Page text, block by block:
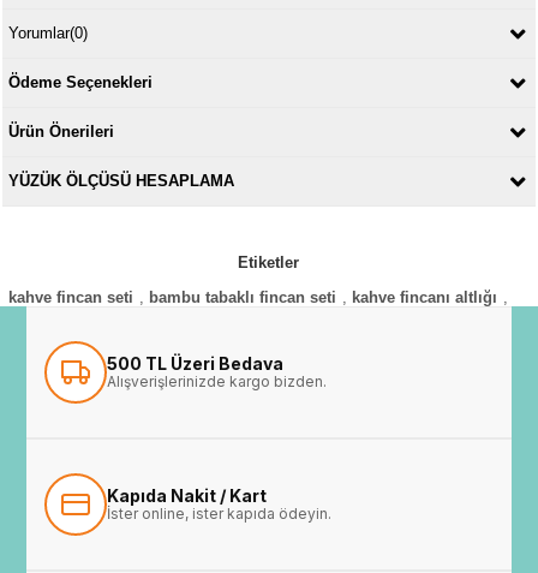
Yorumlar(0)
Ödeme Seçenekleri
Ürün Önerileri
YÜZÜK ÖLÇÜSÜ HESAPLAMA
Etiketler
kahve fincan seti
bambu tabaklı fincan seti kahve fincanı altlığı
500 TL Üzeri Bedava
Alışverişlerinizde kargo bizden.
Kapıda Nakit / Kart
İster online, ister kapıda ödeyin.